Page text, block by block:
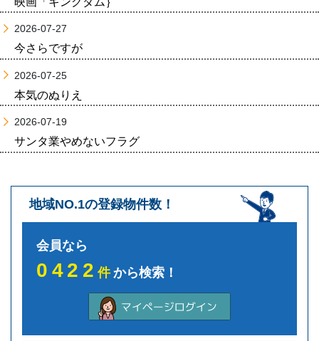
2026-07-27
今さらですが
2026-07-25
本気のぬりえ
2026-07-19
サンタ業やめないフラグ
地域NO.1の登録物件数！
会員なら
0422件から検索！